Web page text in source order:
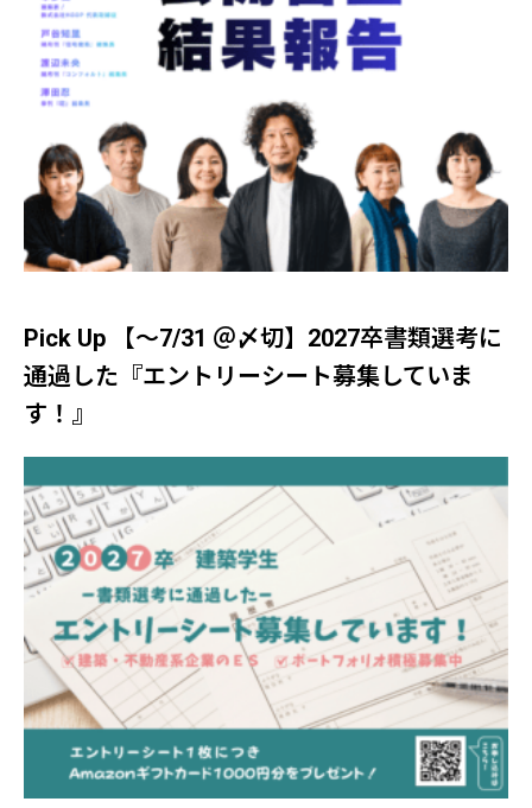
Pick Up 【～7/31 ＠〆切】2027卒書類選考に
通過した『エントリーシート募集していま
す！』